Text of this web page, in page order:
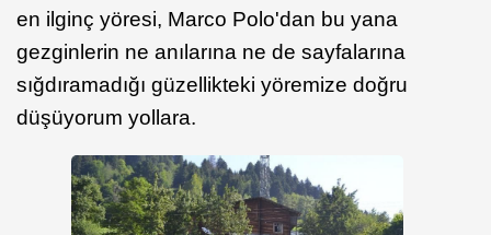
en ilginç yöresi, Marco Polo'dan bu yana
gezginlerin ne anılarına ne de sayfalarına
sığdıramadığı güzellikteki yöremize doğru
düşüyorum yollara.